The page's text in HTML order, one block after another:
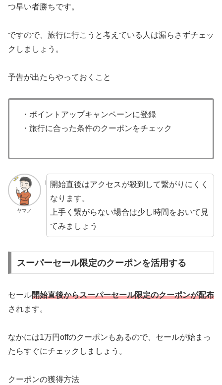
つ早い者勝ちです。
ですので、旅行に行こうと考えている人は漏らさずチェッ
クしましょう。
予告が出たらやっておくこと
・ポイントアップキャンペーンに登録
・旅行に合った条件のクーポンをチェック
ヤマノ
開始直後はアクセスが殺到して繋がりにくく
なります。
上手く繋がらない場合は少し時間をおいて見
てみましょう
スーパーセール限定のクーポンを活用する
セール開始直後からスーパーセール限定のクーポンが配布
されます。
なかには1万円offのクーポンもあるので、セールが始まっ
たらすぐにチェックしましょう。
クーポンの獲得方法